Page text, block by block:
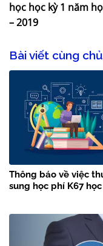
học học kỳ 1 năm
– 2019
Bài viết cùng
Thông báo về việc
sung học phí K67